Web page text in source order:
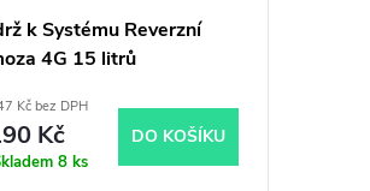
k Systému Reverzní
4G 15 litrů
Kč bez DPH
Kč
8 ks
DO KOŠÍKU